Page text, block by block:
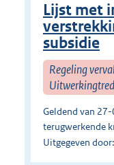
Lijst met
subsidie
Regeling
Geldend van
terugwerkende
Uitgegeven